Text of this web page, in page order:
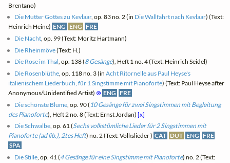
Brentano)
Die Mutter Gottes zu Kevlaar, op. 83 no. 2 (in Die Wallfahrt nach Kevlaar) (Text:
Heinrich Heine) ENG ENG FRE
Die Nacht , op. 99 (Text: Moritz Hartmann)
Die Rheinmöve(Text: H.)
Die Rose im Thal, op. 138 (8 Gesänge), Heft 1 no. 4 (Text: Heinrich Seidel)
Die Rosenblüthe , op. 118 no. 3 (inAcht Ritornelle aus Paul Heyse's
italienischem Liederbuch, für 1 Singstimme mit Pianoforte) (Text: Paul Heyse after
Anonymous/Unidentified Artist) ⊗ ENG FRE
Die schönste Blume , op. 90 ( 10 Gesänge für zwei Singstimmen mit Begleitung
des Pianoforte), Heft 2 no. 8 (Text: Ernst Jordan)[x]
Die Schwalbe, op. 61 (Sechs volkstümliche Lieder für 2 Singstimmen mit
Pianoforte (ad lib.), 2tes Heft) no. 2 (Text: Volkslieder ) CAT DUT ENG FRE
SPA
Die Stille , op. 41 (4 Gesänge für eine Singstimme mit Pianoforte) no. 2 (Text: